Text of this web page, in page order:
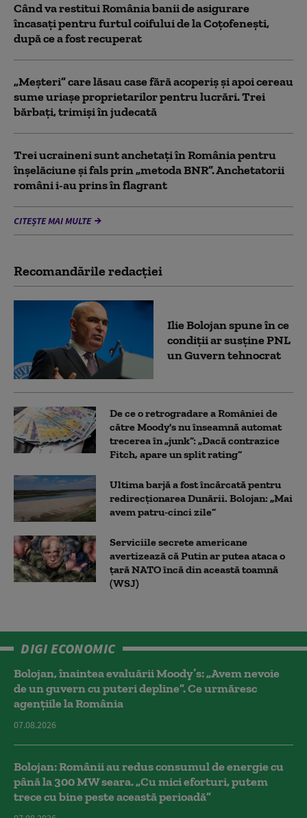
Când va restitui România banii de asigurare
încasați pentru furtul coifului de la Coțofenești,
după ce a fost recuperat
„Meșteri” care lăsau case fără acoperiș și apoi cereau
sume uriașe proprietarilor pentru lucrări. Trei
bărbați, trimiși în judecată
Trei ucraineni sunt anchetaţi în România pentru
înşelăciune și fals prin „metoda BNR”. Anchetatorii
români i-au prins în flagrant
CITEȘTE MAI MULTE
Recomandările redacţiei
Ilie Bolojan spune în ce
condiții ar susține PNL
un Guvern tehnocrat
De ce o retrogradare a României de
către Moody's nu înseamnă automat
trecerea în „junk”: „Dacă contrazice
Fitch, apare un split rating”
Ultima barjă a fost încărcată pentru
redirecționarea Dunării. Bolojan: „Mai
avem patru-cinci zile”
Serviciile secrete americane
avertizează că Putin ar putea ataca o
țară NATO încă din această toamnă
(WSJ)
DIGI ECONOMIC
Bolojan, înaintea evaluării Moody’s: „Avem nevoie
de un guvern cu puteri depline”. Ce urmăresc
agențiile la România
07.08.2026
Bolojan: Românii au redus consumul de energie cu
până la 300 MW seara. „Cu mici eforturi, putem
trece cu bine peste această perioadă”